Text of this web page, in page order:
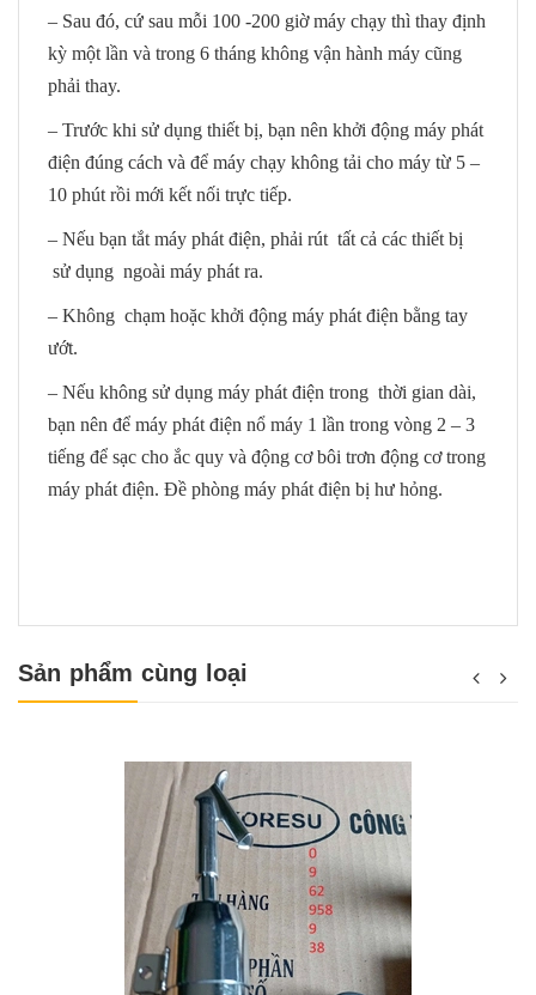
– Sau đó, cứ sau mỗi 100 -200 giờ máy chạy thì thay định
kỳ một lần và trong 6 tháng không vận hành máy cũng
phải thay.
– Trước khi sử dụng thiết bị, bạn nên khởi động máy phát
điện đúng cách và để máy chạy không tải cho máy từ 5 –
10 phút rồi mới kết nối trực tiếp.
– Nếu bạn tắt máy phát điện, phải rút tất cả các thiết bị
sử dụng ngoài máy phát ra.
– Không chạm hoặc khởi động máy phát điện bằng tay
ướt.
– Nếu không sử dụng máy phát điện trong thời gian dài,
bạn nên để máy phát điện nổ máy 1 lần trong vòng 2 – 3
tiếng để sạc cho ắc quy và động cơ bôi trơn động cơ trong
máy phát điện. Đề phòng máy phát điện bị hư hỏng.
Sản phẩm cùng loại